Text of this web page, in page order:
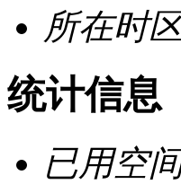
所在时
统计信息
已用空